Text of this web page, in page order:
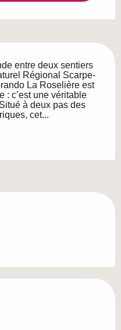
entre deux sentiers
Régional Scarpe-
La Roselière est
: c’est une véritable
à deux pas des
cet...